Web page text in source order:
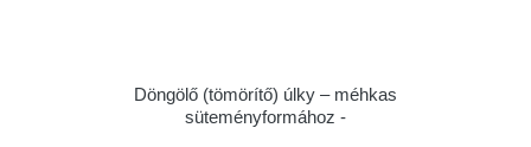
Döngölő (tömörítő) úlky – méhkas
süteményformához -